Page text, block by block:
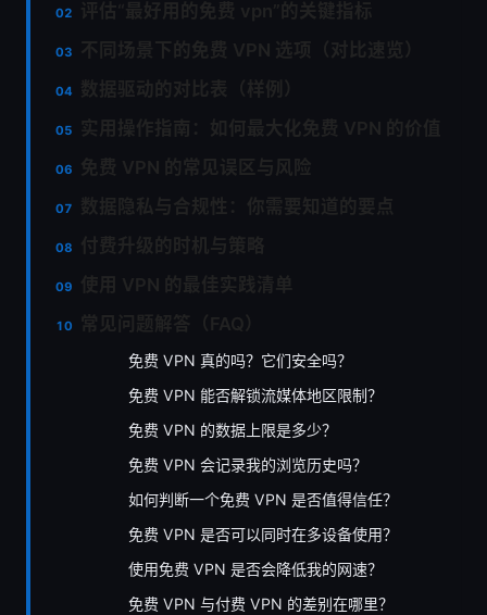
免费 VPN 真的吗？它们安全吗？
免费 VPN 能否解锁流媒体地区限制？
免费 VPN 的数据上限是多少？
免费 VPN 会记录我的浏览历史吗？
如何判断一个免费 VPN 是否值得信任？
免费 VPN 是否可以同时在多设备使用？
使用免费 VPN 是否会降低我的网速？
免费 VPN 与付费 VPN 的差别在哪里？